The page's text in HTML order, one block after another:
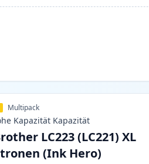
Multipack
Kapazität Kapazität
LC223 (LC221) XL
(Ink Hero)